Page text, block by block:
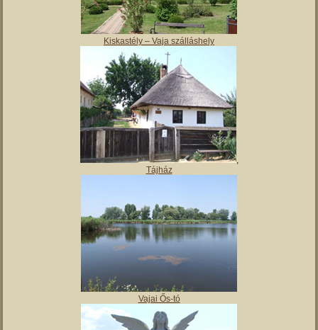
Magyar Nemzeti Múzeum Vay Ádám Muzeális Gyűjteménye
Kiskastély – Vaja szálláshely